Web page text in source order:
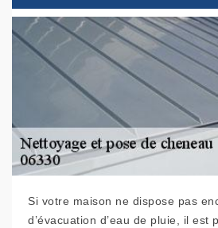
Si votre maison ne dispose pas
d’évacuation d’eau de pluie, il est